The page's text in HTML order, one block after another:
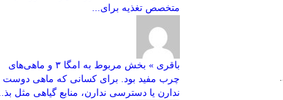
متخصص تغذیه برای...
باقری » بخش مربوط به امگا ۳ و ماهی‌های
چرب مفید بود. برای کسانی که ماهی دوست
ندارن یا دسترسی ندارن، منابع گیاهی مثل بذ...